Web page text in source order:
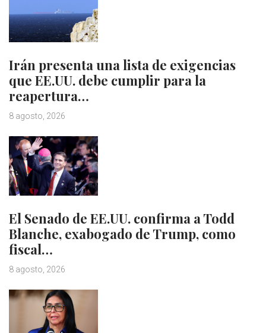
Irán presenta una lista de exigencias
que EE.UU. debe cumplir para la
reapertura…
8 agosto, 2026
El Senado de EE.UU. confirma a Todd
Blanche, exabogado de Trump, como
fiscal…
8 agosto, 2026